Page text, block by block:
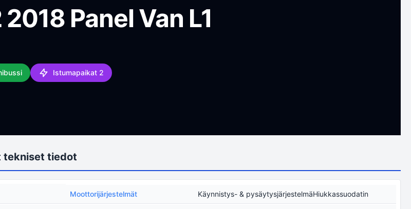
Panel Van L1
Istumapaikat 2
tekniset tiedot
Moottorijärjestelmät Käynnistys- & pysäytysjärjestelmäHiukkassuodatin